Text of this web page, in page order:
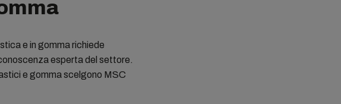
e in gomma richiede
esperta del settore.
e gomma scelgono MSC